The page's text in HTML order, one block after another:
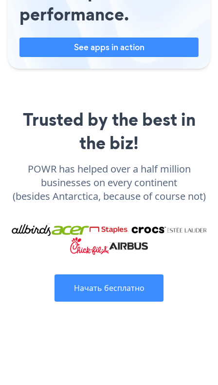
performance.
See apps in action
Trusted by the best in
the biz!
POWR has helped over a half million
businesses on every continent
(besides Antarctica, because of course not)
Начать бесплатно